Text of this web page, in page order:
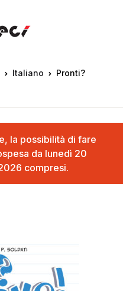
Italiano
Pronti?
la possibilità di fare
da lunedì 20
compresi.